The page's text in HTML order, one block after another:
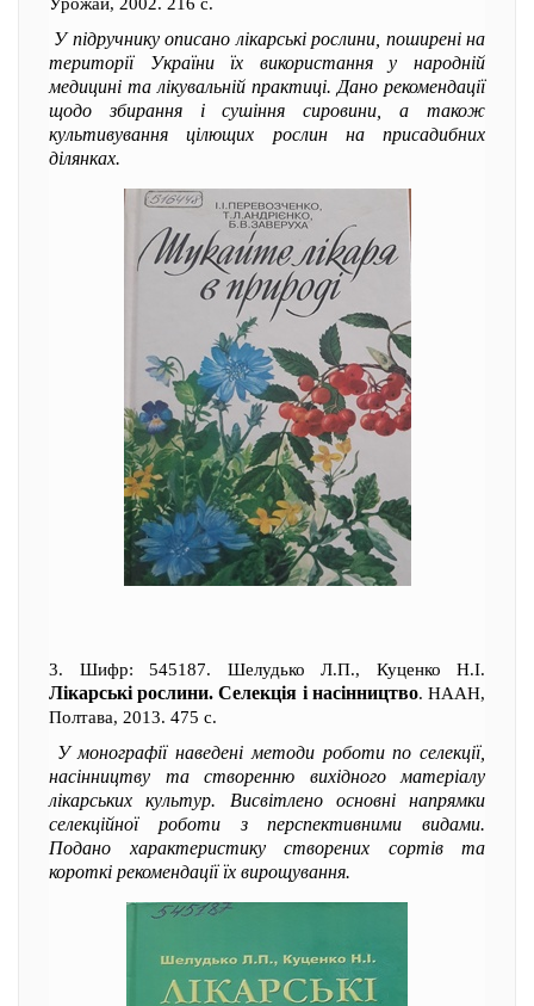
У підручнику описано лікарські рослини, поширені на
території України їх використання у народній
медицині та лікувальній практиці. Дано рекомендації
щодо збирання і сушіння сировини, а також
культивування цілющих рослин на присадибних
ділянках.
3. Шифр: 545187. Шелудько Л.П., Куценко Н.І.
Лікарські рослини. Селекція і насінництво. НААН,
Полтава, 2013. 475 с.
У монографії наведені методи роботи по селекції,
насінництву та створенню вихідного матеріалу
лікарських культур. Висвітлено основні напрямки
селекційної роботи з перспективними видами.
Подано характеристику створених сортів та
короткі рекомендації їх вирощування.